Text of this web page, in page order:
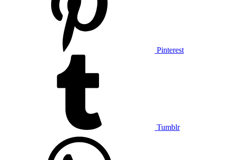
Pinterest
Tumblr